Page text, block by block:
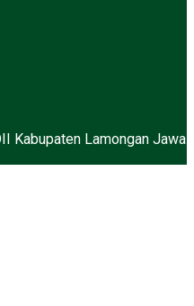
Kabupaten Lamongan Jawa